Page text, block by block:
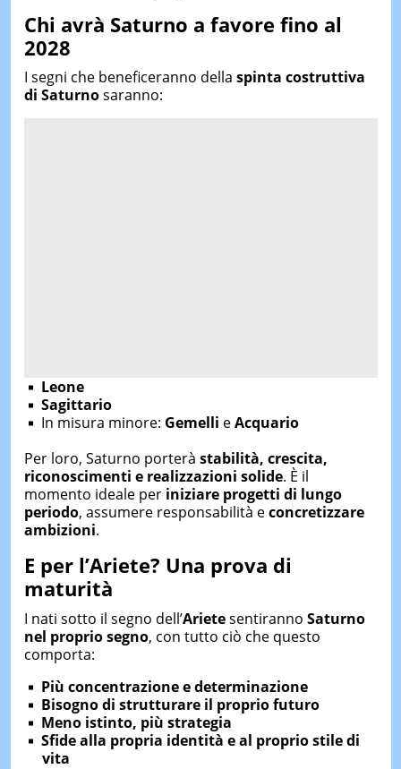
Chi avrà Saturno a favore fino al
2028
I segni che beneficeranno della spinta costruttiva
di Saturnosaranno:
Leone
Sagittario
In misura minore: Gemelli eAcquario
Per loro, Saturno porterà stabilità, crescita,
riconoscimenti e realizzazioni solide. È il
momento ideale per iniziare progetti di lungo
periodo, assumere responsabilità econcretizzare
ambizioni.
E per l’Ariete? Una prova di
maturità
I nati sotto il segno dell’Arietesentiranno Saturno
nel proprio segno, con tutto ciò che questo
comporta:
Più concentrazione e determinazione
Bisogno di strutturare il proprio futuro
Meno istinto, più strategia
Sfide alla propria identità e al proprio stile di
vita